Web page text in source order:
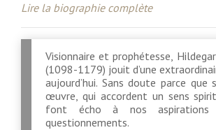
Lire la biographie complète
Visionnaire et prophétesse,
(1098-1179) jouit d’une
aujourd’hui. Sans doute parce
œuvre, qui accordent un sens
font écho à nos
questionnements.